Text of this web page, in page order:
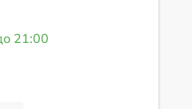
21:00